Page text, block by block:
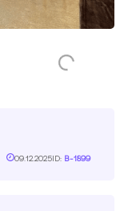
09.12.2025ID: B-1899